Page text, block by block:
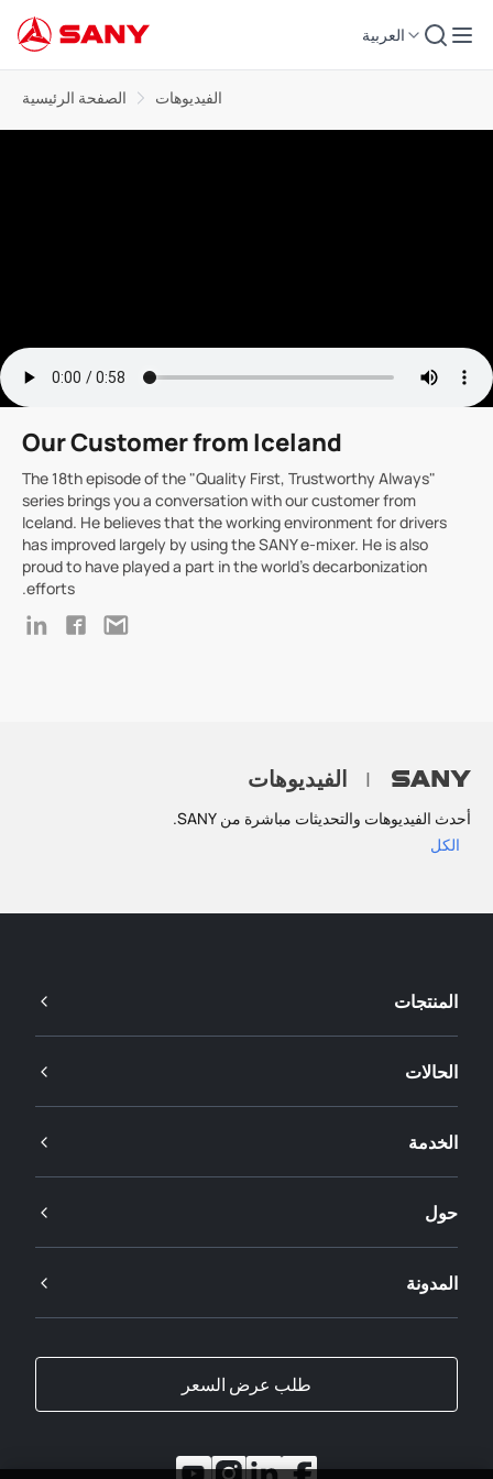
العربية
الصفحة الرئيسية الفيديوهات
Our Customer from Iceland
The 18th episode of the "Quality First, Trustworthy Always"
series brings you a conversation with our customer from
Iceland. He believes that the working environment for drivers
has improved largely by using the SANY e-mixer. He is also
proud to have played a part in the world's decarbonization
efforts.
| الفيديوهات
أحدث الفيديوهات والتحديثات مباشرة من SANY.
الكل
المنتجات
الحالات
الخدمة
حول
المدونة
طلب عرض السعر